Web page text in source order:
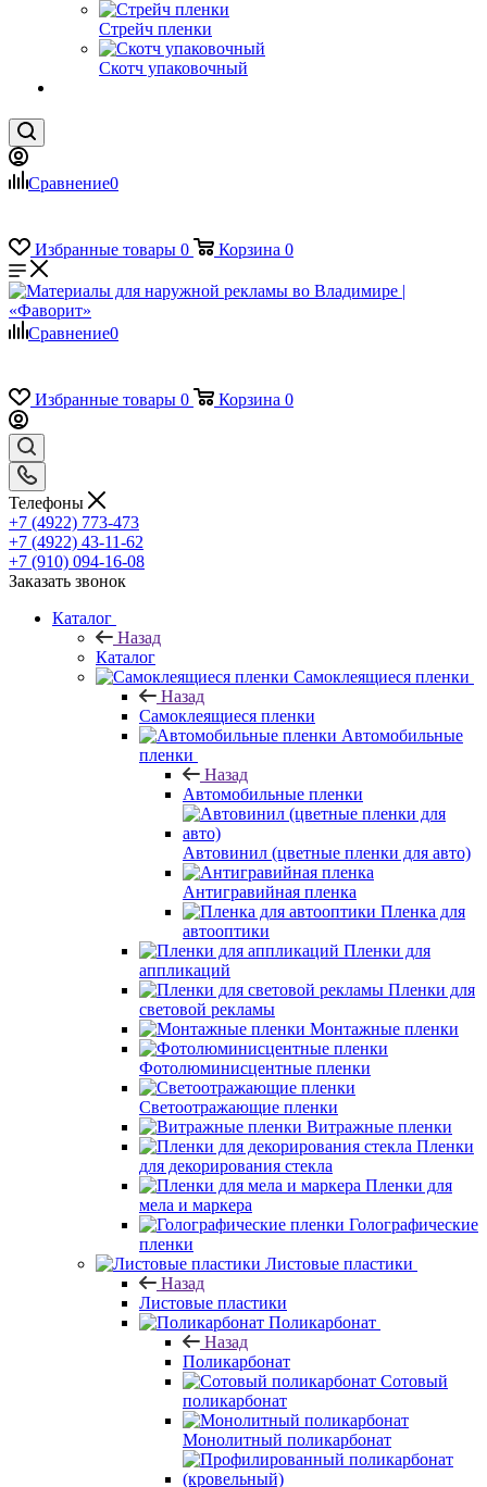
Стрейч пленки
Скотч упаковочный
Сравнение0
Избранные товары 0 Корзина 0
Сравнение0
Избранные товары 0 Корзина 0
Телефоны
+7 (4922) 773-473
+7 (4922) 43-11-62
+7 (910) 094-16-08
Заказать звонок
Каталог
Назад
Каталог
Самоклеящиеся пленки
Назад
Самоклеящиеся пленки
Автомобильные
пленки
Назад
Автомобильные пленки
Автовинил (цветные пленки для авто)
Антигравийная пленка
Пленка для
автооптики
Пленки для
аппликаций
Пленки для
световой рекламы
Монтажные пленки
Фотолюминисцентные пленки
Светоотражающие пленки
Витражные пленки
Пленки
для декорирования стекла
Пленки для
мела и маркера
Голографические
пленки
Листовые пластики
Назад
Листовые пластики
Поликарбонат
Назад
Поликарбонат
Сотовый
поликарбонат
Монолитный поликарбонат